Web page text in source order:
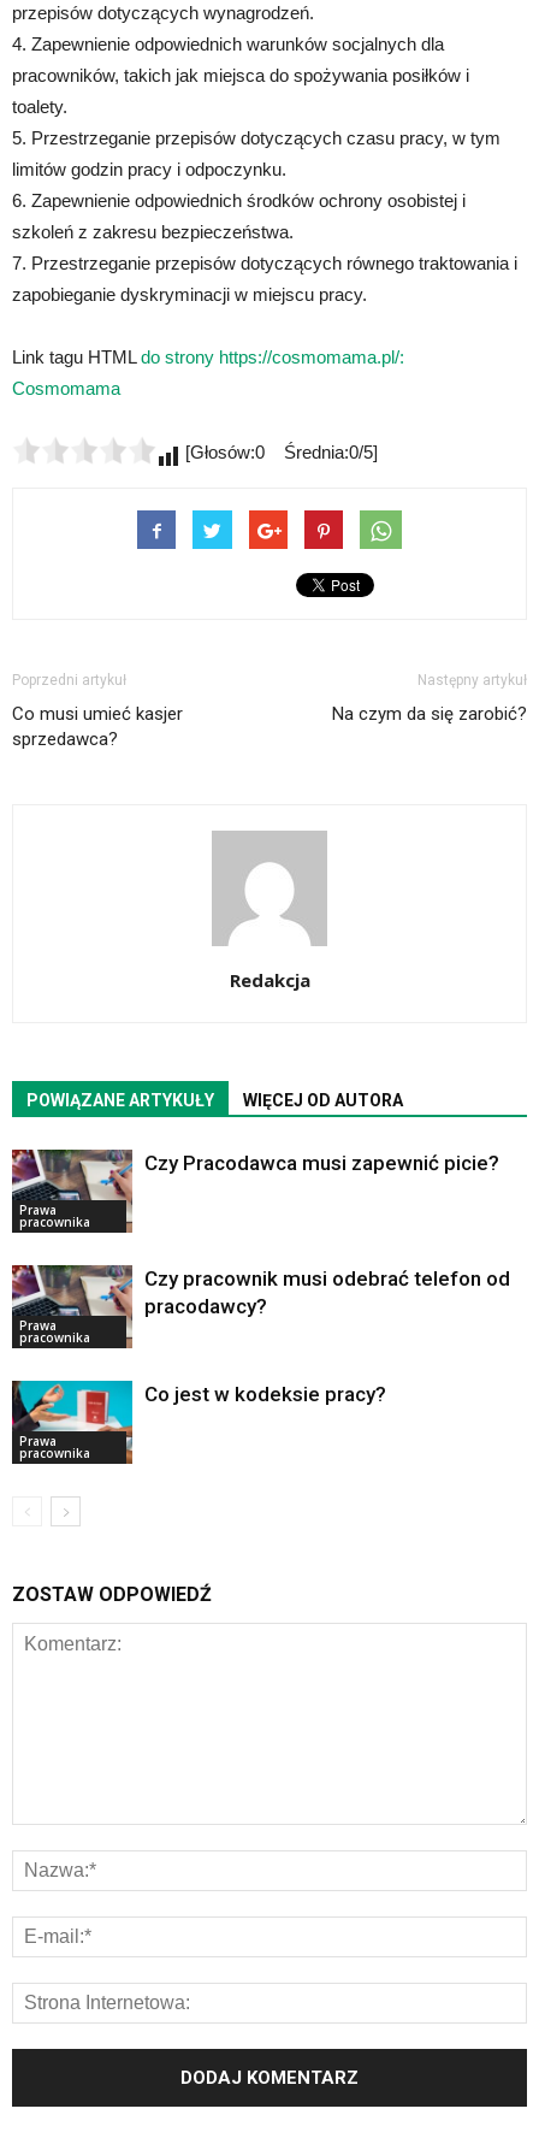
przepisów dotyczących wynagrodzeń.
4. Zapewnienie odpowiednich warunków socjalnych dla
pracowników, takich jak miejsca do spożywania posiłków i
toalety.
5. Przestrzeganie przepisów dotyczących czasu pracy, w tym
limitów godzin pracy i odpoczynku.
6. Zapewnienie odpowiednich środków ochrony osobistej i
szkoleń z zakresu bezpieczeństwa.
7. Przestrzeganie przepisów dotyczących równego traktowania i
zapobieganie dyskryminacji w miejscu pracy.
Link tagu HTMLdo strony https://cosmomama.pl/:
Cosmomama
[Głosów:0 Średnia:0/5]
Poprzedni artykuł
Co musi umieć kasjer
sprzedawca?
Następny artykuł
Na czym da się zarobić?
Redakcja
POWIĄZANE ARTYKUŁY WIĘCEJ OD AUTORA
Prawa
pracownika
Czy Pracodawca musi zapewnić picie?
Prawa
pracownika
Czy pracownik musi odebrać telefon od
pracodawcy?
Prawa
pracownika
Co jest w kodeksie pracy?
ZOSTAW ODPOWIEDŹ